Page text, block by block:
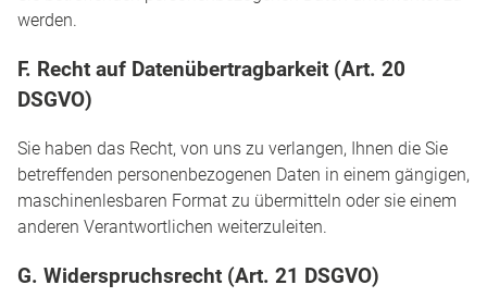
werden.
F. Recht auf Datenübertragbarkeit (Art. 20
DSGVO)
Sie haben das Recht, von uns zu verlangen, Ihnen die Sie
betreffenden personenbezogenen Daten in einem gängigen,
maschinenlesbaren Format zu übermitteln oder sie einem
anderen Verantwortlichen weiterzuleiten.
G. Widerspruchsrecht (Art. 21 DSGVO)